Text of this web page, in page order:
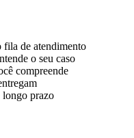
fila de atendimento
o seu caso
compreende
longo prazo